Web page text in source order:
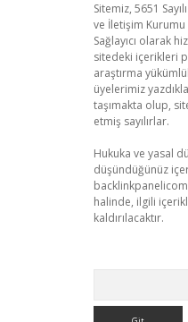
Sitemiz, 5651
ve İletişim Kurumu
Sağlayıcı olarak
sitedeki içerikleri
araştırma
üyelerimiz
taşımakta olup,
etmiş sayılırlar.
Hukuka ve yasal
düşündüğünüz
halinde, ilgili
kaldırılacaktır.